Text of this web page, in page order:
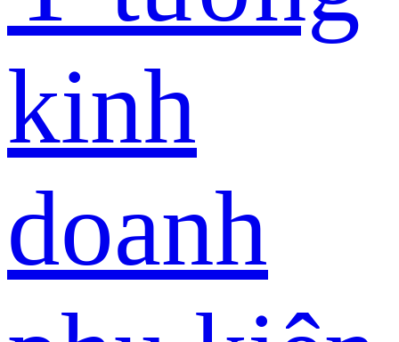
kinh
doanh